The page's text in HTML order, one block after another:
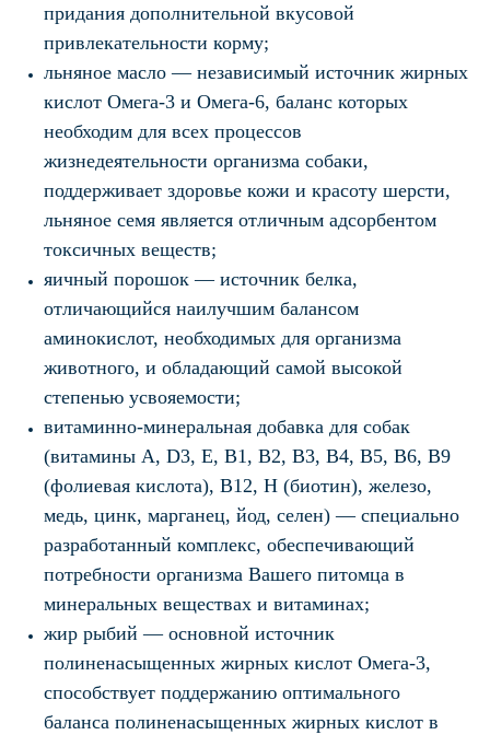
придания дополнительной вкусовой
привлекательности корму;
льняное масло — независимый источник жирных
кислот Омега-3 и Омега-6, баланс которых
необходим для всех процессов
жизнедеятельности организма собаки,
поддерживает здоровье кожи и красоту шерсти,
льняное семя является отличным адсорбентом
токсичных веществ;
яичный порошок — источник белка,
отличающийся наилучшим балансом
аминокислот, необходимых для организма
животного, и обладающий самой высокой
степенью усвояемости;
витаминно-минеральная добавка для собак
(витамины А, D3, Е, В1, В2, В3, В4, В5, В6, В9
(фолиевая кислота), В12, Н (биотин), железо,
медь, цинк, марганец, йод, селен) — специально
разработанный комплекс, обеспечивающий
потребности организма Вашего питомца в
минеральных веществах и витаминах;
жир рыбий — основной источник
полиненасыщенных жирных кислот Омега-3,
способствует поддержанию оптимального
баланса полиненасыщенных жирных кислот в